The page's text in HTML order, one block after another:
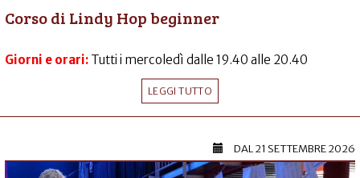
Corso di Lindy Hop beginner
Giorni e orari: Tutti i mercoledì dalle 19.40 alle 20.40
LEGGI TUTTO
DAL21 SETTEMBRE 2026